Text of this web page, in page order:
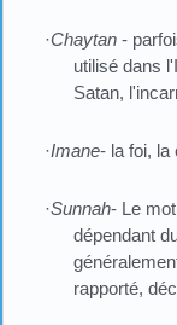
·Chaytan -
utilisé dans
Satan,
·Imane- la foi, la
·Sunnah- Le
dépendant
rapporté,